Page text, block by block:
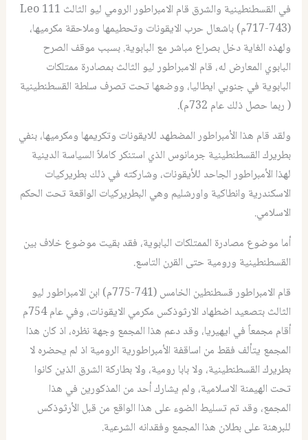
في القسطنطينية والشرق قام الامبراطور الرومي ليو الثالث Leo 111
(717-743م) باشعال حرب الايقونات وتحطيمها وملاحقة مكرميها،
ولهذه الغاية دخل بصراع مباشر مع البابوية. بسبب موقف الصرح
البابوي المعارض له، قام الامبراطور ليو الثالث بمصادرة ممتلكات
البابوية في جنوبي ايطاليا، ووضعها تحت تصرف سلطة القسطنطينية
( ربما حصل ذلك عام 732م).
ولقد قام هذا الأمبراطور المضطهد للايقونات وتكريمها ومكرميها، بنفي
بطريرك القسطنطينية جرمانوس الذي استنكر كاملاً السياسة الدينية
لهذا الأمبراطور الجاحد للأيقونات، وشاركته في ذلك بطريركيات
الاسكندرية وانطاكية واورشليم وهي البطريركيات الواقعة تحت الحكم
الاسلامي.
أما موضوع مصادرة الممتلكات البابوية، فقد بقيت موضوع خلاف بين
القسطنطينية ورومية حتى القرن التاسع.
قام الامبراطور قسطنطين الخامس (741-775م) ابن الامبراطور ليو
الثالث بتصعيد اضطهاد الارثوذكس مكرمي الايقونات، وفي عام 754م
أقام مجمعاً في ايهيريا، وقد دعم هذا المجمع وجهة نظره، اذ كان هذا
المجمع يتألف فقط من اساقفة الأمبراطورية الرومية اذ لم يحضره لا
بطريرك القسطنطينية، ولا بابا رومية، ولا بطاركة الشرق الذين كانوا
تحت الهيمنة الاسلامية، ولم يشارك أحد من المذكورين في هذا
المجمع، وقد تم تسليط الضوء على هذا الواقع من قبل الأرثوذكس
للبرهنة على بطلان هذا المجمع وفقدانه الشرعية.